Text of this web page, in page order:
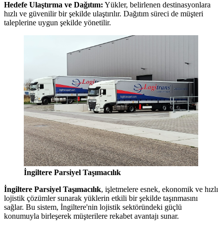
Hedefe Ulaştırma ve Dağıtım: Yükler, belirlenen destinasyonlara
hızlı ve güvenilir bir şekilde ulaştırılır. Dağıtım süreci de müşteri
taleplerine uygun şekilde yönetilir.
İngiltere Parsiyel Taşımacılık
İngiltere Parsiyel Taşımacılık, işletmelere esnek, ekonomik ve hızlı
lojistik çözümler sunarak yüklerin etkili bir şekilde taşınmasını
sağlar. Bu sistem, İngiltere'nin lojistik sektöründeki güçlü
konumuyla birleşerek müşterilere rekabet avantajı sunar.